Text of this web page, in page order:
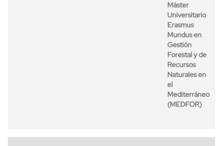
Máster
Universitario
Erasmus
Mundus en
Gestión
Forestal y de
Recursos
Naturales en
el
Mediterráneo
(MEDFOR)